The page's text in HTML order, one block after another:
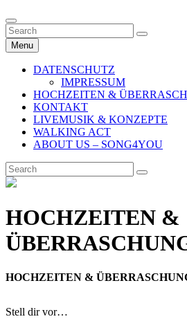
Skip
to
content
Song4You Live-Music
Ein Videogruß an deinen
Search
Search
for:
Search
Menu
DATENSCHUTZ
IMPRESSUM
HOCHZEITEN &
KONTAKT
LIVEMUSIK & KONZEPTE
WALKING ACT
ABOUT US – SONG4YOU
Search
for:
Search
HOCHZEITEN &
HOCHZEITEN &
Stell dir vor…